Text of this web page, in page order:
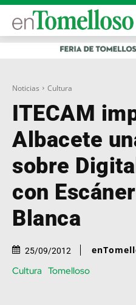
Noticias Cultura
ITECAM
Albacete
sobre
con
Blanca
25/09/2012
Cultura Tomelloso